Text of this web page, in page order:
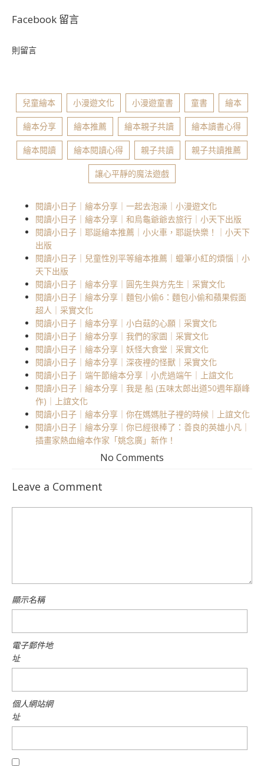
Facebook 留言
則留言
兒童繪本 小漫遊文化 小漫遊童書 童書 繪本
繪本分享 繪本推薦 繪本親子共讀 繪本讀書心得
繪本閱讀 繪本閱讀心得 親子共讀 親子共讀推薦
讓心平靜的魔法遊戲
閱讀小日子｜繪本分享｜一起去泡澡｜小漫遊文化
閱讀小日子｜繪本分享｜和烏龜爺爺去旅行｜小天下出版
閱讀小日子｜耶誕繪本推薦｜小火車，耶誕快樂！｜小天下
出版
閱讀小日子｜兒童性別平等繪本推薦｜蠟筆小紅的煩惱｜小
天下出版
閱讀小日子｜繪本分享｜圓先生與方先生｜采實文化
閱讀小日子｜繪本分享｜麵包小偷6：麵包小偷和蘋果假面
超人｜采實文化
閱讀小日子｜繪本分享｜小白菇的心願｜采實文化
閱讀小日子｜繪本分享｜我們的家園｜采實文化
閱讀小日子｜繪本分享｜妖怪大食堂｜采實文化
閱讀小日子｜繪本分享｜深夜裡的怪獸｜采實文化
閱讀小日子｜端午節繪本分享｜小虎過端午｜上誼文化
閱讀小日子｜繪本分享｜我是 船 (五味太郎出道50週年巔峰
作)｜上誼文化
閱讀小日子｜繪本分享｜你在媽媽肚子裡的時候｜上誼文化
閱讀小日子｜繪本分享｜你已經很棒了：善良的英雄小凡｜
插畫家熱血繪本作家「姚念廣」新作！
No Comments
Leave a Comment
顯示名稱
電子郵件地
址
個人網站網
址